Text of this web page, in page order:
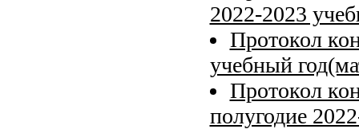
2022-2023
Протокол
учебный
Протокол
полугодие